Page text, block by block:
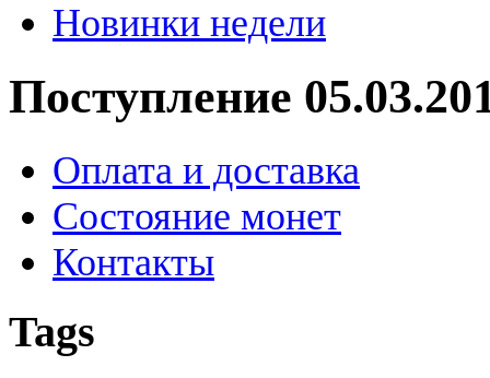
Новинки недели
Поступление
Оплата и доставка
Состояние монет
Контакты
Tags